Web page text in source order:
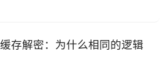
存解密：为什么相同的逻辑